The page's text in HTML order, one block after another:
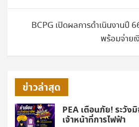
BCPG เปิดผลการดำเนินงานปี
พร้อมจ่าย
ข่าวล่าสุด
PEA เตือนภัย! ระวัง
เจ้าหน้าที่การไฟฟ้า